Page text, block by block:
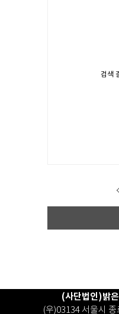
검색
(사단법인)밝
(우)03134 서울시